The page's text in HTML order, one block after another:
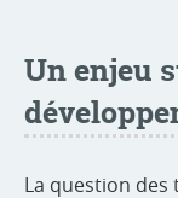
Un enjeu
La question